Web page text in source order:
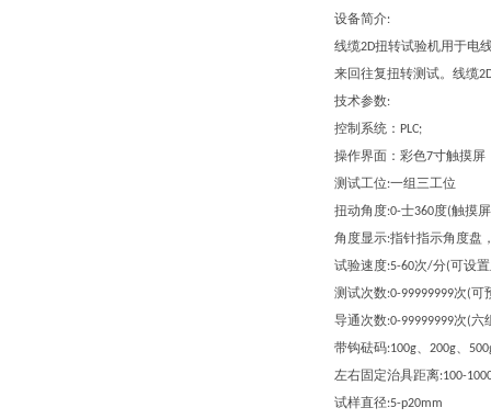
设备简介:
线缆2D扭转试验机用于电
来回往复扭转测试。线缆
技术参数:
控制系统： PLC;
操作界面：彩色7寸触摸屏
测试工位:一组三工位
扭动角度:0-士360度(触摸
角度显示:指针指示角度盘
试验速度:5-60次/分(可设
测试次数:0-99999999次(可
导通次数:0-99999999次(六
带钩砝码:100g、 200g、
左右固定治具距离:100-
试样直径:5-p20mm